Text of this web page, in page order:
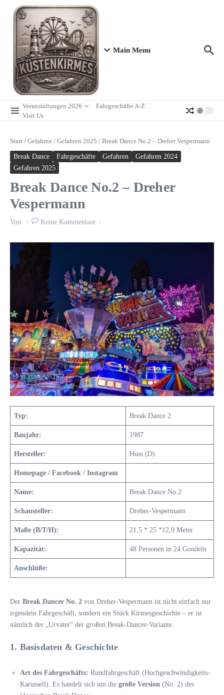
Zum Inhalt springen
Main Menu
Veranstaltungen 2026
Fahrgeschäfte A-Z
Visit Us
Start / Gefahren / Gefahren 2025 / Break Dance No.2 – Dreher Vespermann
Break Dance Fahrgeschäfte Gefahren
Gefahren 2024
Gefahren 2025
Break Dance No.2 – Dreher
Vespermann
Von Keine Kommentare
Typ: Break Dance 2
Baujahr: 1987
Hersteller: Huss (D)
Homepage / Facebook / Instagram
Name: Break Dance No.2
Schausteller: Dreher-Vespermann
Maße (B/T/H): 21,5 * 25 *12,9 Meter
Kapazität: 48 Personen in 24 Gondeln
Anschlüße:
Der Break Dancer No. 2 von Dreher-Vespermann ist nicht einfach nur
irgendein Fahrgeschäft, sondern ein Stück Kirmesgeschichte – er ist
nämlich der „Urvater“ der großen Break-Dancer-Variante.
1. Basisdaten & Geschichte
Art des Fahrgeschäfts: Rundfahrgeschäft (Hochgeschwindigkeits-
Karussell). Es handelt sich um die große Version (No. 2) des